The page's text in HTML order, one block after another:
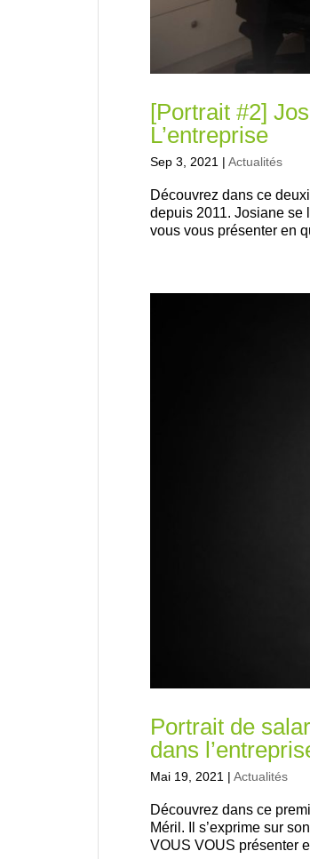
[Portrait #2]
L’entreprise
Sep 3, 2021 | Actualités
Découvrez dans ce
depuis 2011. Josiane se
vous vous présenter en
Portrait de
dans
Mai 19, 2021 | Actualités
Découvrez dans ce
Méril. Il s’exprime sur
VOUS VOUS présenter